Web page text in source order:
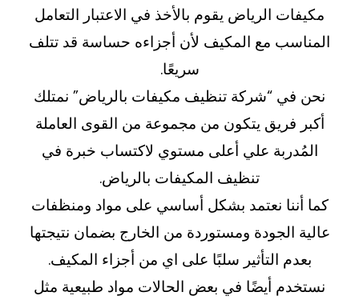
مكيفات الرياض يقوم بالأخذ في الاعتبار التعامل
المناسب مع المكيف لأن أجزاءه حساسة قد تتلف
سريعًا.
نحن في “شركة تنظيف مكيفات بالرياض” نمتلك
أكبر فريق يتكون من مجموعة من القوى العاملة
المُدربة علي أعلى مستوي لاكتساب خبرة في
تنظيف المكيفات بالرياض.
كما أننا نعتمد بشكل أساسي على مواد ومنظفات
عالية الجودة ومستوردة من الخارج بضمان نتيجتها
بعدم التأثير سلبًا على اي من أجزاء المكيف.
نستخدم أيضًا في بعض الحالات مواد طبيعية مثل